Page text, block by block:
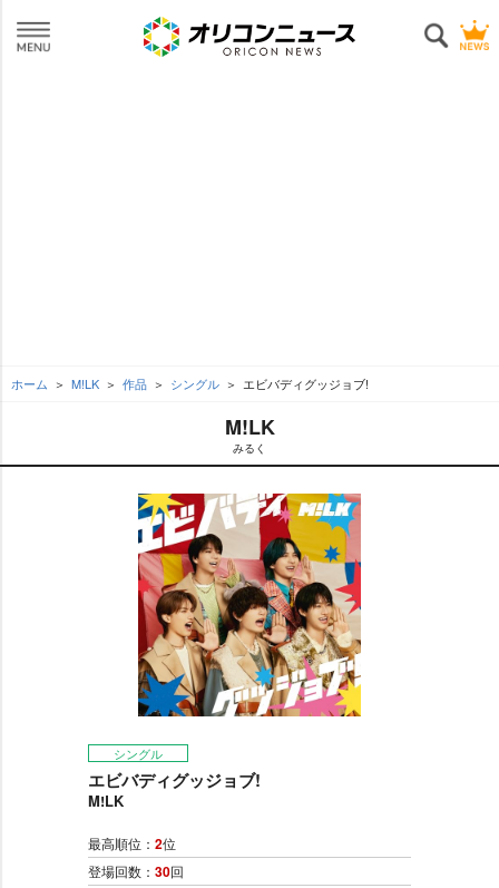
ホーム M!LK 作品 シングル エビバディグッジョブ!
M!LK
みるく
シングル
エビバディグッジョブ!
M!LK
最高順位： 2位
登場回数： 30回